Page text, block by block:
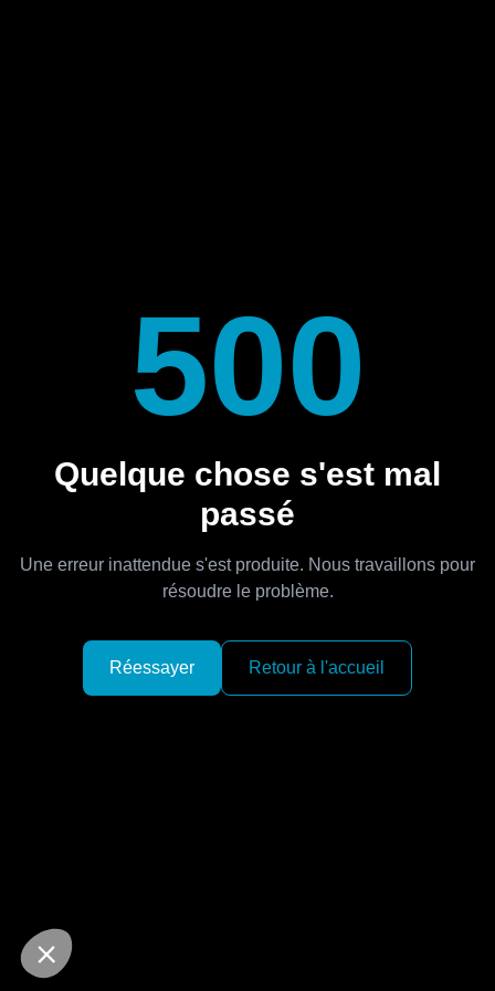
500
Quelque chose s'est mal
passé
Une erreur inattendue s'est produite. Nous travaillons pour
résoudre le problème.
Réessayer Retour à l'accueil